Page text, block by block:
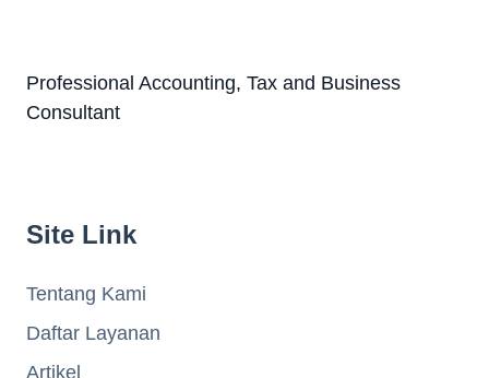
Professional Accounting, Tax and Business
Consultant
Site Link
Tentang Kami
Daftar Layanan
Artikel